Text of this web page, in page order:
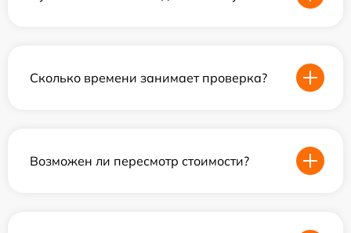
Сколько времени занимает проверка?
Возможен ли пересмотр стоимости?